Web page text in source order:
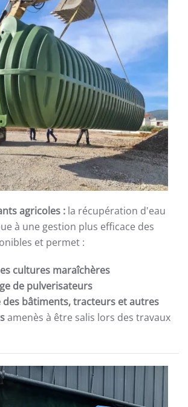
agricoles : la récupération d'eau
à une gestion plus efficace des
et permet :
cultures maraîchères
de pulverisateurs
des bâtiments, tracteurs et autres
amenès à être salis lors des travaux